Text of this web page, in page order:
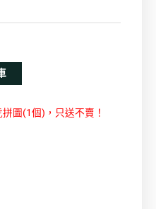
圖(1個)，只送不賣！